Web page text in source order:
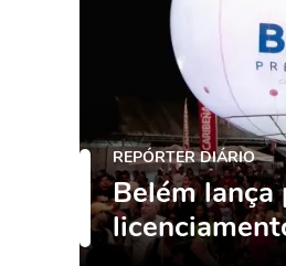
REPÓRTER DIÁRIO
Belém